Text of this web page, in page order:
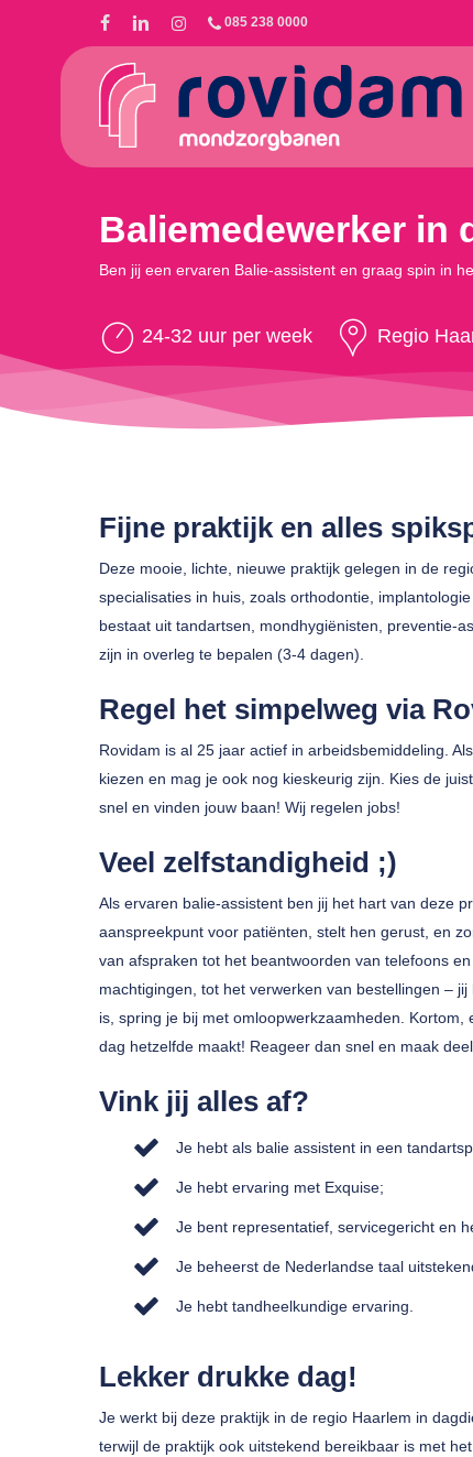
085 238 0000
Druk op enter om te zoeken of ESC om te sluiten
Baliemedewerker in
Ben jij een ervaren Balie-assistent en graag spin in
24-32 uur per week Regio
Fijne praktijk en alles
Deze mooie, lichte, nieuwe praktijk gelegen in de
specialisaties in huis, zoals orthodontie,
bestaat uit tandartsen, mondhygiënisten, preventie-
zijn in overleg te bepalen (3-4 dagen).
Regel het simpelweg via
Rovidam is al 25 jaar actief in arbeidsbemiddeling.
kiezen en mag je ook nog kieskeurig zijn. Kies de
snel en vinden jouw baan! Wij regelen jobs!
Veel zelfstandigheid ;)
Als ervaren balie-assistent ben jij het hart van deze
aanspreekpunt voor patiënten, stelt hen gerust, en
van afspraken tot het beantwoorden van telefoons
machtigingen, tot het verwerken van bestellingen –
is, spring je bij met omloopwerkzaamheden.
dag hetzelfde maakt! Reageer dan snel en maak
Vink jij alles af?
Je hebt als balie assistent in een
Je hebt ervaring met Exquise;
Je bent representatief, servicegericht en
Je beheerst de Nederlandse taal
Je hebt tandheelkundige ervaring.
Lekker drukke dag!
Je werkt bij deze praktijk in de regio Haarlem in
terwijl de praktijk ook uitstekend bereikbaar is met